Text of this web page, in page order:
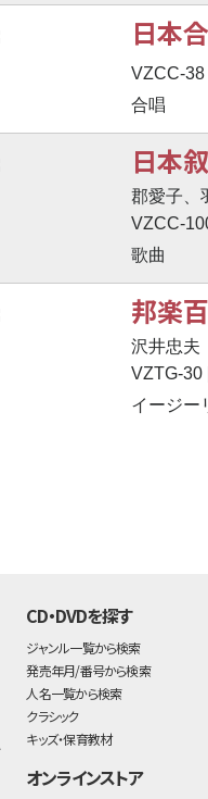
日本
VZCC-38
合唱
日本
郡愛子、
VZCC-
歌曲
邦楽
沢井忠夫
VZTG-30
イージー
CD・DVDを探す
ジャンル一覧から検索
発売年月/番号から検索
人名一覧から検索
クラシック
キッズ・保育教材
オンラインストア